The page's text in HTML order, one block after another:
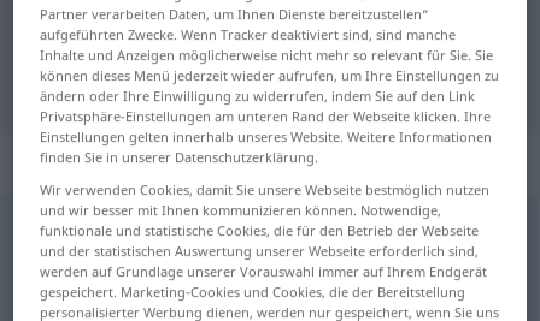
"nahelegen" Tschechisch
Übersetzung
„nahelegen“
nahelegen
Übersicht aller Übersetzungen
(Für mehr Details die Übersetzung anklicken/antippen)
Partner verarbeiten Daten, um Ihnen Dienste bereitzustellen“
aufgeführten Zwecke. Wenn Tracker deaktiviert sind, sind manche
Inhalte und Anzeigen möglicherweise nicht mehr so relevant für Sie. Sie
können dieses Menü jederzeit wieder aufrufen, um Ihre Einstellungen zu
ändern oder Ihre Einwilligung zu widerrufen, indem Sie auf den Link
Privatsphäre-Einstellungen am unteren Rand der Webseite klicken. Ihre
Einstellungen gelten innerhalb unseres Website. Weitere Informationen
finden Sie in unserer Datenschutzerklärung.
Wir verwenden Cookies, damit Sie unsere Webseite bestmöglich nutzen
und wir besser mit Ihnen kommunizieren können. Notwendige,
funktionale und statistische Cookies, die für den Betrieb der Webseite
und der statistischen Auswertung unserer Webseite erforderlich sind,
werden auf Grundlage unserer Vorauswahl immer auf Ihrem Endgerät
gespeichert. Marketing-Cookies und Cookies, die der Bereitstellung
personalisierter Werbung dienen, werden nur gespeichert, wenn Sie uns